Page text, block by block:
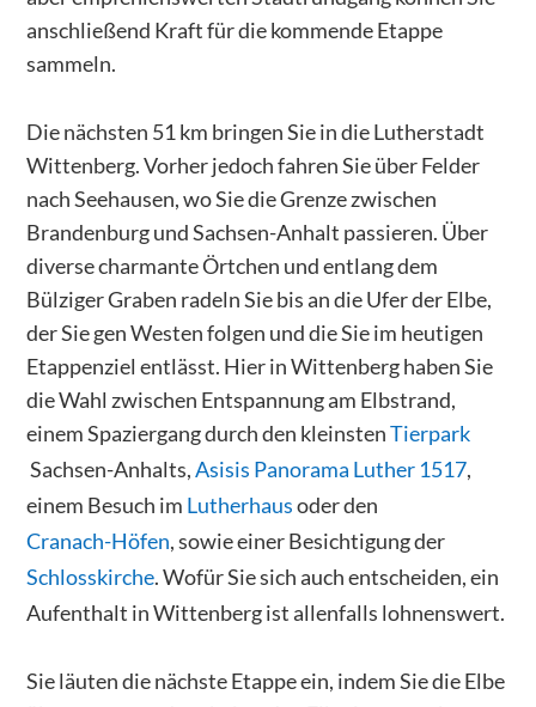
anschließend Kraft für die kommende Etappe
sammeln.
Die nächsten 51 km bringen Sie in die Lutherstadt
Wittenberg. Vorher jedoch fahren Sie über Felder
nach Seehausen, wo Sie die Grenze zwischen
Brandenburg und Sachsen-Anhalt passieren. Über
diverse charmante Örtchen und entlang dem
Bülziger Graben radeln Sie bis an die Ufer der Elbe,
der Sie gen Westen folgen und die Sie im heutigen
Etappenziel entlässt. Hier in Wittenberg haben Sie
die Wahl zwischen Entspannung am Elbstrand,
einem Spaziergang durch den kleinstenTierpark
Sachsen-Anhalts,Asisis Panorama Luther 1517,
einem Besuch im Lutherhausoder den
Cranach-Höfen, sowie einer Besichtigung der
Schlosskirche. Wofür Sie sich auch entscheiden, ein
Aufenthalt in Wittenberg ist allenfalls lohnenswert.
Sie läuten die nächste Etappe ein, indem Sie die Elbe